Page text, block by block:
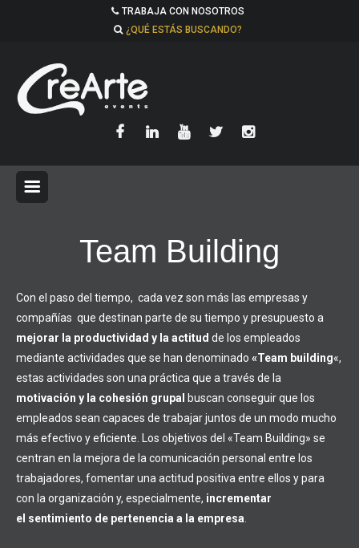
TRABAJA CON NOSOTROS
¿QUÉ ESTÁS BUSCANDO?
Team Building
Con el paso del tiempo, cada vez son más las empresas y
compañías que destinan parte de su tiempo y presupuesto a
mejorar la productividad y la actitud de los empleados
mediante actividades que se han denominado «Team building«,
estas actividades son una práctica que a través de la
motivación y la cohesión grupal
buscan conseguir que los
empleados sean capaces de trabajar juntos de un modo mucho
más efectivo y eficiente. Los objetivos del «Team Building» se
centran en la mejora de la comunicación personal entre los
trabajadores, fomentar una actitud positiva entre ellos y para
con la organización y, especialmente, incrementar
el sentimiento de pertenencia a la empresa